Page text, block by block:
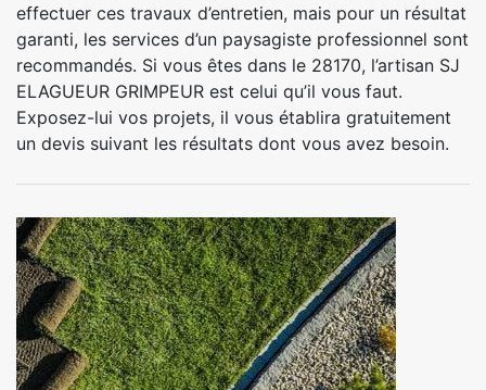
effectuer ces travaux d’entretien, mais pour un résultat
garanti, les services d’un paysagiste professionnel sont
recommandés. Si vous êtes dans le 28170, l’artisan SJ
ELAGUEUR GRIMPEUR est celui qu’il vous faut.
Exposez-lui vos projets, il vous établira gratuitement
un devis suivant les résultats dont vous avez besoin.